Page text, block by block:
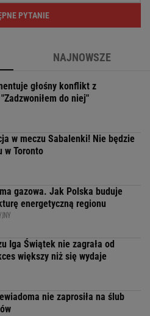
PYTANIE
NAJNOWSZE
głośny konflikt z
do niej"
w meczu Sabalenki! Nie będzie
w Toronto
gazowa. Jak Polska buduje
energetyczną regionu
Iga Świątek nie zagrała od
większy niż się wydaje
nie zaprosiła na ślub